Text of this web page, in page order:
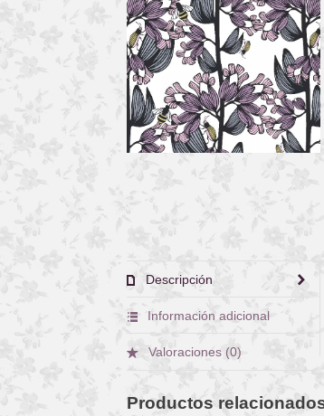
Descripción
Información adicional
Valoraciones (0)
Productos